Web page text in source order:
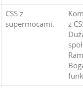
CSS z
supermocami.
z